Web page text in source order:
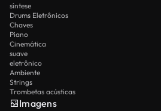
síntese
Drums Eletrônicos
Chaves
Piano
Cinemática
suave
eletrônico
Ambiente
Strings
Trombetas acústicas
Imagens